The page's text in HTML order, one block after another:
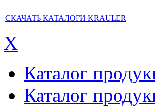
СКАЧАТЬ КАТАЛОГИ KRAULER
X
Каталог
Каталог